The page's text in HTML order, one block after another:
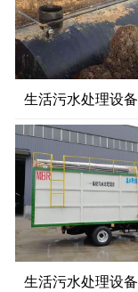
生活污水处理设备
生活污水处理设备